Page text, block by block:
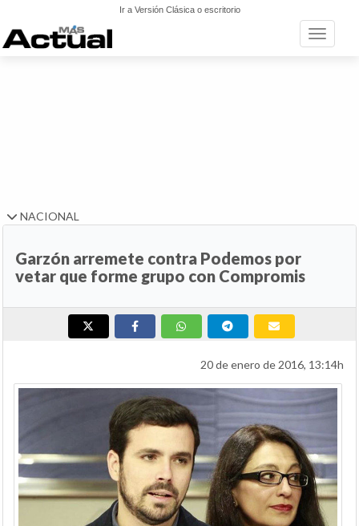
Ir a Versión Clásica o escritorio
Toggle
NACIONAL
Garzón arremete contra Podemos por
vetar que forme grupo con Compromis
20 de enero de 2016, 13:14h